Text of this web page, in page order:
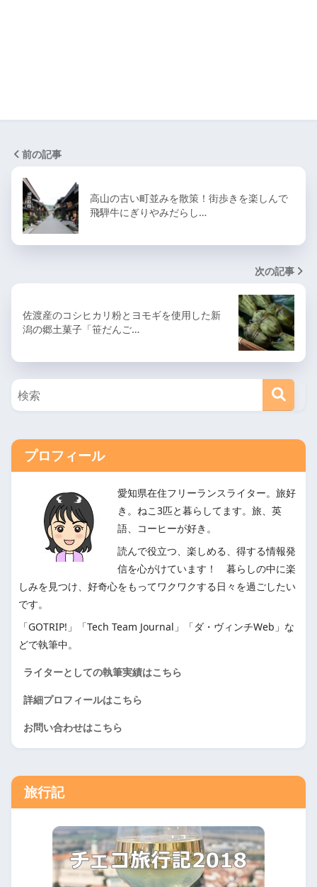
前の記事
高山の古い町並みを散策！街歩きを楽しんで
飛騨牛にぎりやみだらし…
次の記事
佐渡産のコシヒカリ粉とヨモギを使用した新
潟の郷土菓子「笹だんご…
プロフィール
愛知県在住フリーランスライター。旅好
き。ねこ3匹と暮らしてます。旅、英
語、コーヒーが好き。
読んで役立つ、楽しめる、得する情報発
信を心がけています！ 暮らしの中に楽
しみを見つけ、好奇心をもってワクワクする日々を過ごしたい
です。
「GOTRIP!」「Tech Team Journal」「ダ・ヴィンチWeb」な
どで執筆中。
ライターとしての執筆実績はこちら
詳細プロフィールはこちら
お問い合わせはこちら
旅行記